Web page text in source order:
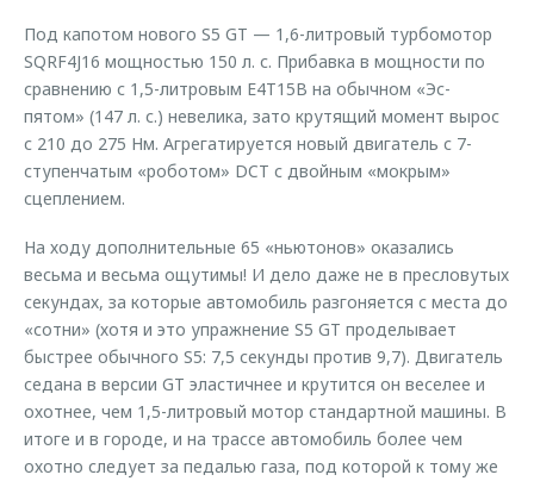
Под капотом нового S5 GT — 1,6-литровый турбомотор
SQRF4J16 мощностью 150 л. с. Прибавка в мощности по
сравнению с 1,5-литровым E4T15B на обычном «Эс-
пятом» (147 л. с.) невелика, зато крутящий момент вырос
с 210 до 275 Нм. Агрегатируется новый двигатель с 7-
ступенчатым «роботом» DCT с двойным «мокрым»
сцеплением.
На ходу дополнительные 65 «ньютонов» оказались
весьма и весьма ощутимы! И дело даже не в пресловутых
секундах, за которые автомобиль разгоняется с места до
«сотни» (хотя и это упражнение S5 GT проделывает
быстрее обычного S5: 7,5 секунды против 9,7). Двигатель
седана в версии GT эластичнее и крутится он веселее и
охотнее, чем 1,5-литровый мотор стандартной машины. В
итоге и в городе, и на трассе автомобиль более чем
охотно следует за педалью газа, под которой к тому же